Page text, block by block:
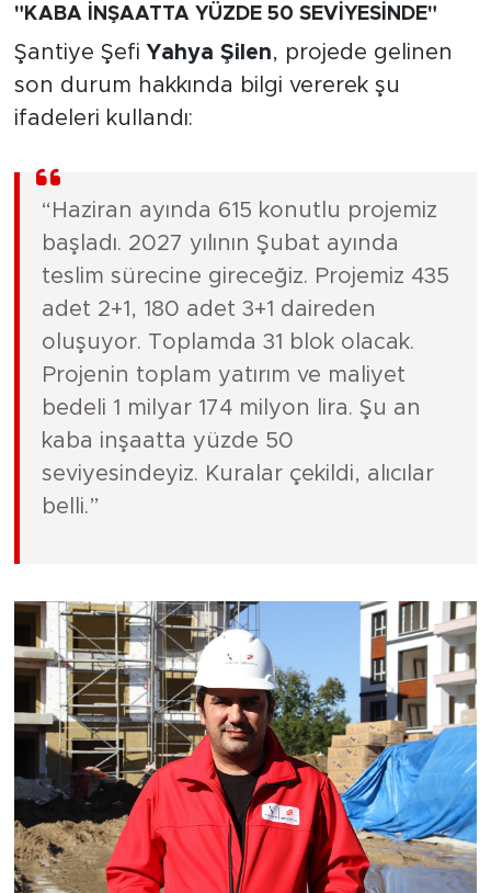
"KABA İNŞAATTA YÜZDE 50 SEVİYESİNDE"
Şantiye ŞefiYahya Şilen, projede gelinen
son durum hakkında bilgi vererek şu
ifadeleri kullandı:
“Haziran ayında 615 konutlu projemiz
başladı. 2027 yılının Şubat ayında
teslim sürecine gireceğiz. Projemiz 435
adet 2+1, 180 adet 3+1 daireden
oluşuyor. Toplamda 31 blok olacak.
Projenin toplam yatırım ve maliyet
bedeli 1 milyar 174 milyon lira. Şu an
kaba inşaatta yüzde 50
seviyesindeyiz. Kuralar çekildi, alıcılar
belli.”